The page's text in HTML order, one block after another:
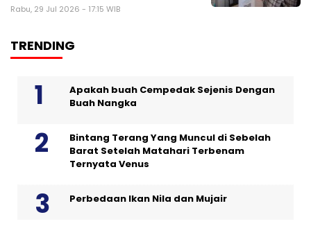
Rabu, 29 Jul 2026 - 17:15 WIB
TRENDING
Apakah buah Cempedak Sejenis Dengan
Buah Nangka
Bintang Terang Yang Muncul di Sebelah
Barat Setelah Matahari Terbenam
Ternyata Venus
Perbedaan Ikan Nila dan Mujair